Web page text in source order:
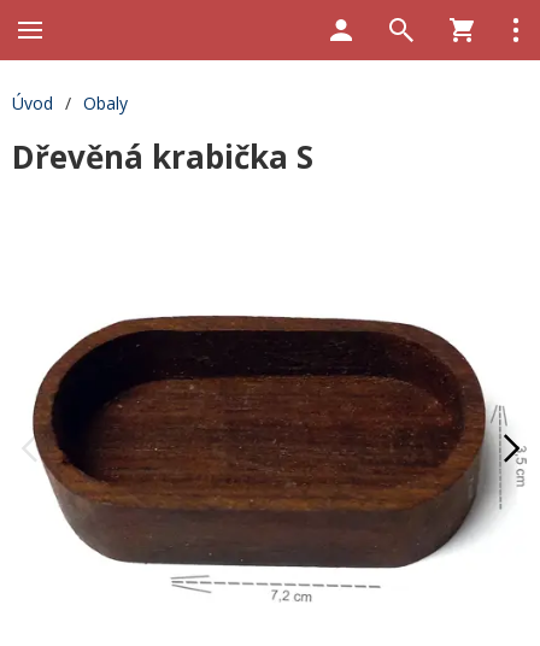
Úvod / Obaly
Dřevěná krabička S